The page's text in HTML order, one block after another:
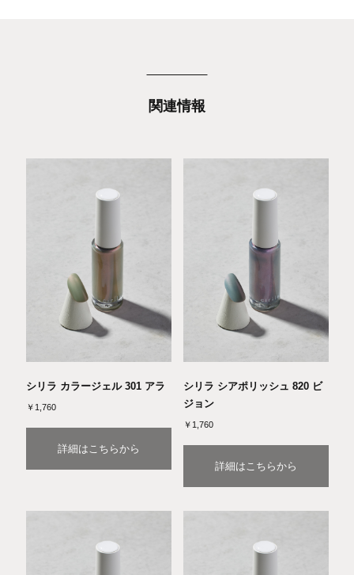
関連情報
シリラ カラージェル 301 アラ
￥1,760
詳細はこちらから
シリラ シアポリッシュ 820 ビ
ジョン
￥1,760
詳細はこちらから